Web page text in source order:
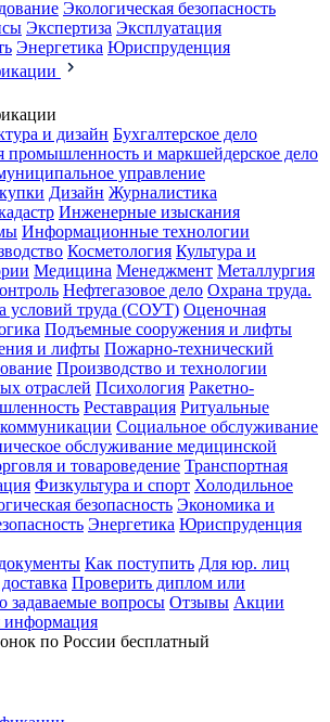
Экологическая безопасность
Экспертиза Эксплуатация
Энергетика Юриспруденция
и дизайн Бухгалтерское дело
промышленность и маркшейдерское дело
управление
Дизайн Журналистика
Инженерные изыскания
Информационные технологии
Косметология Культура и
Медицина Менеджмент Металлургия
Нефтегазовое дело Охрана труда.
условий труда (СОУТ) Оценочная
Подъемные сооружения и лифты
и лифты Пожарно-технический
Производство и технологии
отраслей Психология Ракетно-
Реставрация Ритуальные
Социальное обслуживание
обслуживание медицинской
и товароведение Транспортная
Физкультура и спорт Холодильное
безопасность Экономика и
Энергетика Юриспруденция
Как поступить Для юр. лиц
Проверить диплом или
задаваемые вопросы Отзывы Акции
информация
по России бесплатный